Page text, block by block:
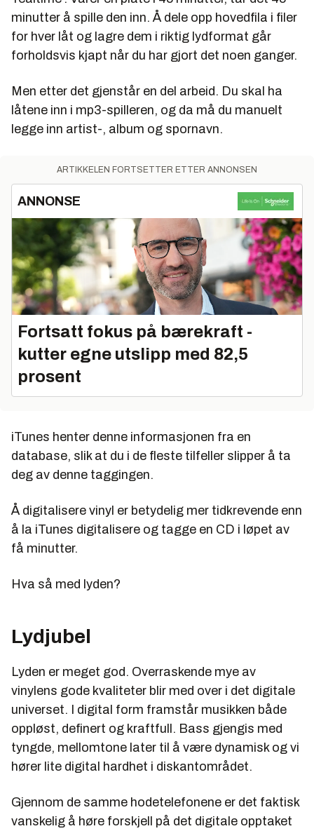
minutter å spille den inn. Å dele opp hovedfila i filer
for hver låt og lagre dem i riktig lydformat går
forholdsvis kjapt når du har gjort det noen ganger.
Men etter det gjenstår en del arbeid. Du skal ha
låtene inn i mp3-spilleren, og da må du manuelt
legge inn artist-, album og spornavn.
ARTIKKELEN FORTSETTER ETTER ANNONSEN
ANNONSE
Fortsatt fokus på bærekraft -
kutter egne utslipp med 82,5
prosent
iTunes henter denne informasjonen fra en
database, slik at du i de fleste tilfeller slipper å ta
deg av denne taggingen.
Å digitalisere vinyl er betydelig mer tidkrevende enn
å la iTunes digitalisere og tagge en CD i løpet av
få minutter.
Hva så med lyden?
Lydjubel
Lyden er meget god. Overraskende mye av
vinylens gode kvaliteter blir med over i det digitale
universet. I digital form framstår musikken både
oppløst, definert og kraftfull. Bass gjengis med
tyngde, mellomtone later til å være dynamisk og vi
hører lite digital hardhet i diskantområdet.
Gjennom de samme hodetelefonene er det faktisk
vanskelig å høre forskjell på det digitale opptaket